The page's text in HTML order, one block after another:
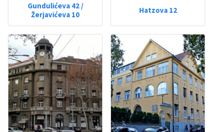
Gundulićeva 42 /
Žerjavićeva 10
Hatzova 12